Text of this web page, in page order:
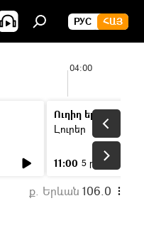
РУС ՀԱՅ
04:00
Ուղիղ եթեր
Լուրեր
11:00 5 ր
ք. Երևան 106.0